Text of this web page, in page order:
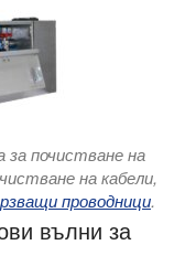
почистване на
на кабели,
проводници.
вълни за